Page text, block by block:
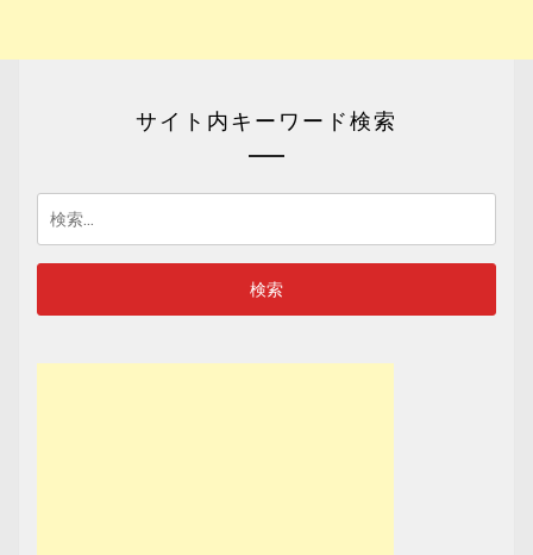
サイト内キーワード検索
検
索: